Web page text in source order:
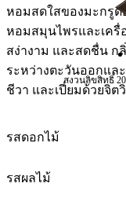
สงวนลิขสิทธิ์
หอมสดใสของมะกรู
หอมสมุนไพรและเครื่
สง่างาม และสดชื่น
ระหว่างตะวันออกแ
ชีวา และเปี่ยมด้วยจิ
รสดอกไม้
รสผลไม้